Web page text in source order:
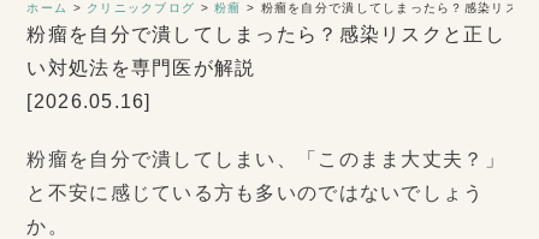
ホーム > クリニックブログ >粉瘤 > 粉瘤を自分で潰してしまったら？感染リスク
粉瘤を自分で潰してしまったら？感染リスクと正し
い対処法を専門医が解説
[2026.05.16]
粉瘤を自分で潰してしまい、「このまま大丈夫？」
と不安に感じている方も多いのではないでしょう
か。